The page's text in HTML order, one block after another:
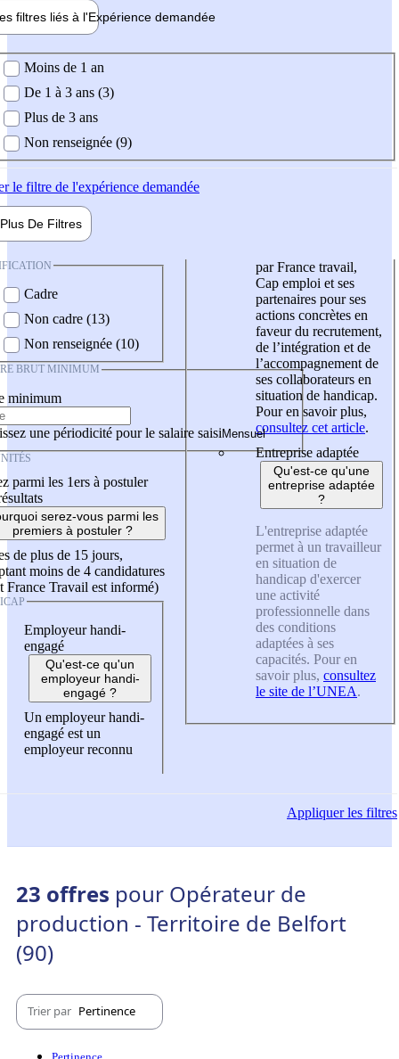
filtres liés à l'Expérience demandée
demandée
Moins de 1 an
De 1 à 3 ans (3)
Plus de 3 ans
Non renseignée (9)
le filtre de l'expérience demandée
Plus De Filtres
Cadre
Non cadre (13)
Non renseignée (10)
BRUT MINIMUM
minimum
une périodicité pour le salaire saisi
parmi les 1ers à postuler
serez-vous parmi les
premiers à postuler ?
de plus de 15 jours,
moins de 4 candidatures
France Travail est informé)
Employeur handi-
engagé
Qu'est-ce qu'un
employeur handi-
engagé ?
Un employeur handi-
engagé est un
employeur reconnu
par France travail,
Cap emploi et ses
partenaires pour ses
actions concrètes en
faveur du recrutement,
de l’intégration et de
l’accompagnement de
ses collaborateurs en
situation de handicap.
Pour en savoir plus,
consultez cet article.
Entreprise adaptée
Qu'est-ce qu'une
entreprise adaptée
?
L'entreprise adaptée
permet à un travailleur
en situation de
handicap d'exercer
une activité
professionnelle dans
des conditions
adaptées à ses
capacités. Pour en
savoir plus, consultez
le site de l’UNEA.
Appliquerles filtres
23 offres pour Opérateur de
production - Territoire de Belfort
(90)
Trier par Pertinence